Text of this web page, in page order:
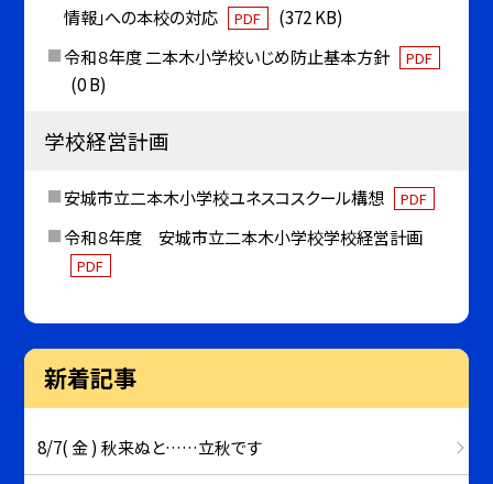
情報」への本校の対応
PDF
(372 KB)
令和８年度 二本木小学校いじめ防止基本方針
PDF
(0 B)
学校経営計画
安城市立二本木小学校ユネスコスクール構想 PDF
令和８年度 安城市立二本木小学校学校経営計画
PDF
新着記事
8/7( 金 ) 秋来ぬと……立秋です